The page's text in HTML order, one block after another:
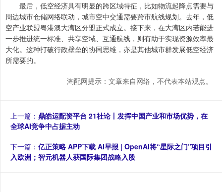
最后，低空经济具有明显的跨区域特征，比如物流起降点需要与
周边城市仓储网络联动，城市空中交通需要跨市航线规划。去年，低
空产业联盟粤港澳大湾区分盟正式成立。接下来，在大湾区内若能进
一步推进统一标准、共享空域、互通航线，则有助于实现资源效率最
大化。这种打破行政壁垒的协同思维，亦是其他城市群发展低空经济
所需要的。
淘配网提示：文章来自网络，不代表本站观点。
上一篇： 鼎皓运配资平台 21社论丨发挥中国产业和市场优势，在
全球AI竞争中占据主动
下一篇： 亿正策略 APP下载 AI早报 | OpenAI将“星际之门”项目引
入欧洲；智元机器人获国际集团战略入股